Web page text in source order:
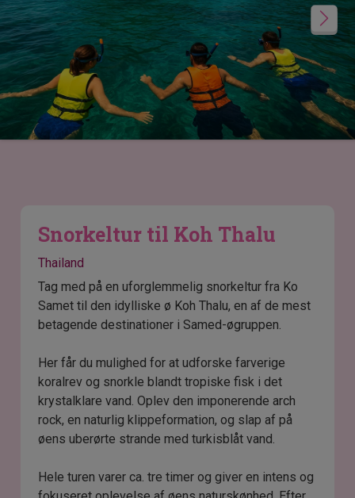
Snorkeltur til Koh Thalu
Thailand
Tag med på en uforglemmelig snorkeltur fra Ko
Samet til den idylliske ø Koh Thalu, en af de mest
betagende destinationer i Samed-øgruppen.
Her får du mulighed for at udforske farverige
koralrev og snorkle blandt tropiske fisk i det
krystalklare vand. Oplev den imponerende arch
rock, en naturlig klippeformation, og slap af på
øens uberørte strande med turkisblåt vand.
Hele turen varer ca. tre timer og giver en intens og